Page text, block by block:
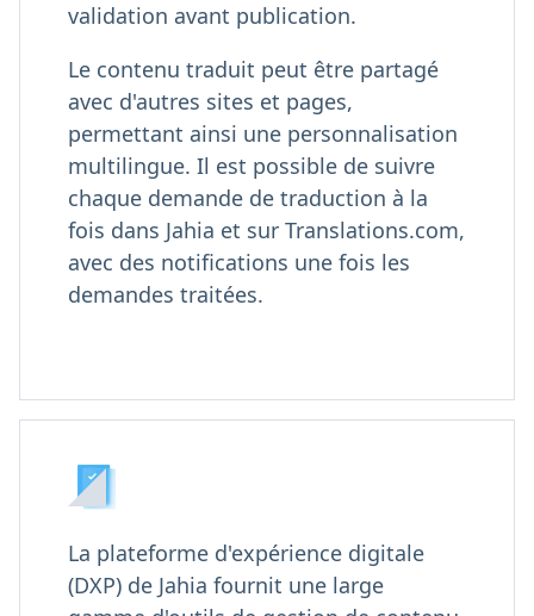
validation avant publication.
Le contenu traduit peut être partagé
avec d'autres sites et pages,
permettant ainsi une personnalisation
multilingue. Il est possible de suivre
chaque demande de traduction à la
fois dans Jahia et sur Translations.com,
avec des notifications une fois les
demandes traitées.
La plateforme d'expérience digitale
(DXP) de Jahia fournit une large